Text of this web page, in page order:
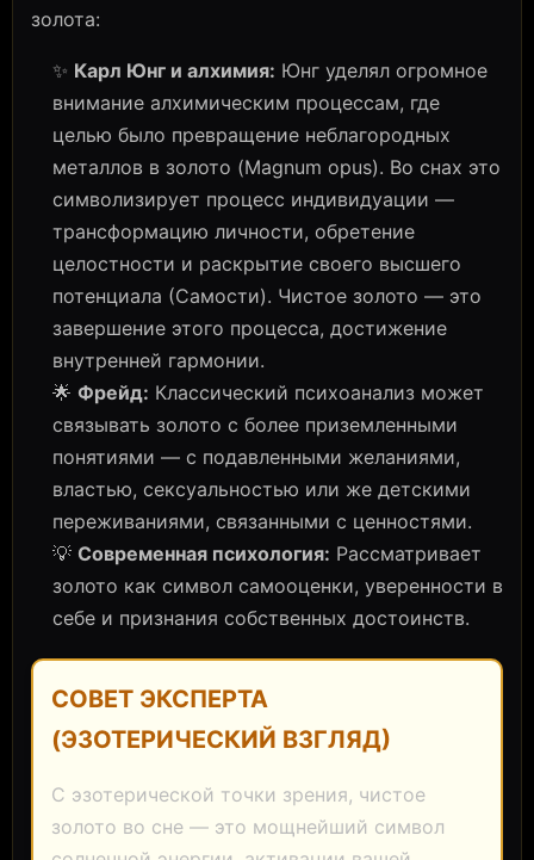
золота:
✨ Карл Юнг и алхимия: Юнг уделял огромное
внимание алхимическим процессам, где
целью было превращение неблагородных
металлов в золото (Magnum opus). Во снах это
символизирует процесс индивидуации —
трансформацию личности, обретение
целостности и раскрытие своего высшего
потенциала (Самости). Чистое золото — это
завершение этого процесса, достижение
внутренней гармонии.
🌟 Фрейд: Классический психоанализ может
связывать золото с более приземленными
понятиями — с подавленными желаниями,
властью, сексуальностью или же детскими
переживаниями, связанными с ценностями.
💡 Современная психология: Рассматривает
золото как символ самооценки, уверенности в
себе и признания собственных достоинств.
СОВЕТ ЭКСПЕРТА
(ЭЗОТЕРИЧЕСКИЙ ВЗГЛЯД)
С эзотерической точки зрения, чистое
золото во сне — это мощнейший символ